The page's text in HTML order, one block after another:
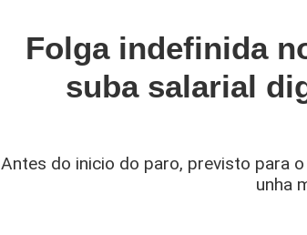
Folga indefinida
suba salarial
Antes do inicio do paro, previsto para
unha